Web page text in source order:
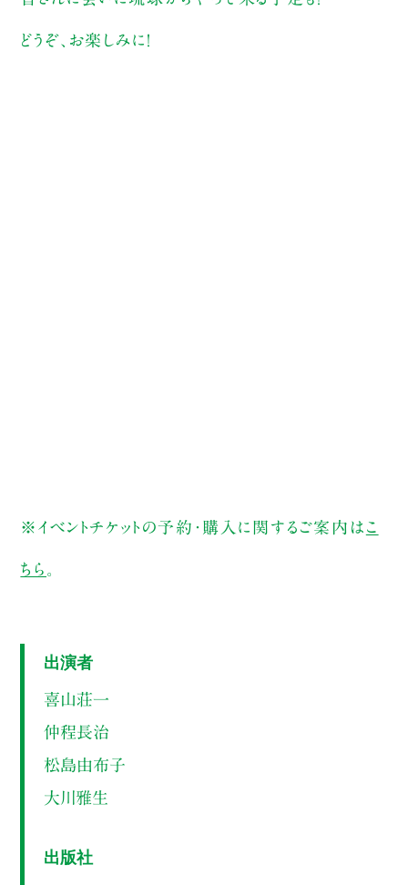
どうぞ、お楽しみに！
※イベントチケットの予約・購入に関するご案内は こ
ちら
出演者
喜山荘一
仲程長治
松島由布子
大川雅生
出版社